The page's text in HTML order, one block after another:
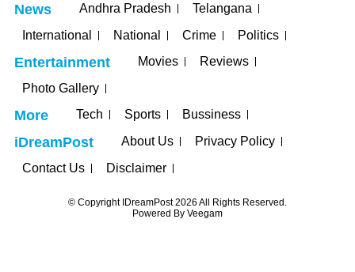
News Andhra Pradesh
Telangana
International
National Crime Politics
Entertainment Movies
Reviews
Photo Gallery
More Tech Sports Bussiness
iDreamPost About Us
Privacy Policy
Contact Us
Disclaimer
© Copyright IDreamPost 2026 All Rights Reserved.
Powered By Veegam